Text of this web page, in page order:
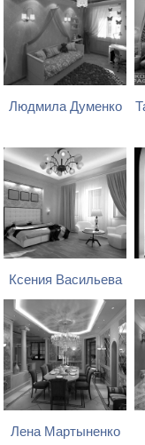
Людмила Думенко
Ксения Васильева
Лена Мартыненко